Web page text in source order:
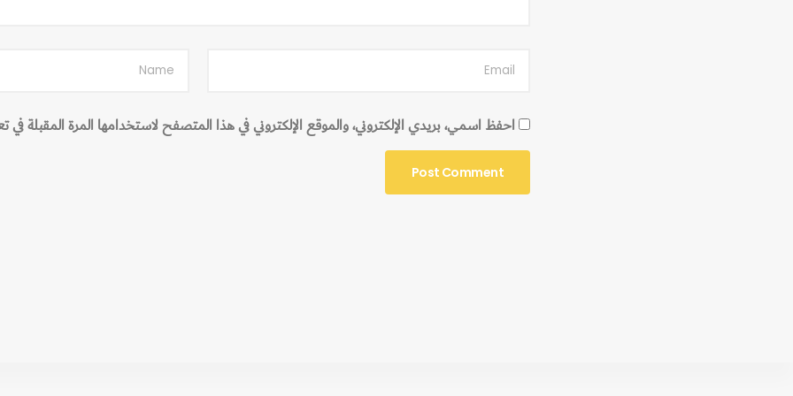
احفظ اسمي، بريدي الإلكتروني، والموقع الإلكتروني في هذا المتصفح لاستخدامها المرة المقبلة في